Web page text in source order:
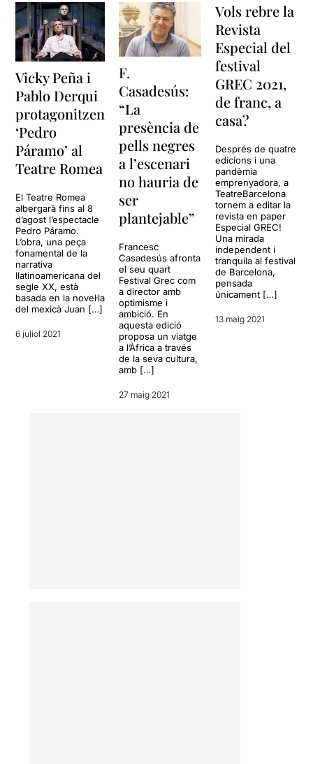
Vicky Peña i
Pablo Derqui
protagonitzen
‘Pedro
Páramo’ al
Teatre Romea
El Teatre Romea
albergarà fins al 8
d’agost l’espectacle
Pedro Páramo.
L’obra, una peça
fonamental de la
narrativa
llatinoamericana del
segle XX, està
basada en la novel·la
del mexicà Juan […]
6 juliol 2021
F.
Casadesús:
“La
presència de
pells negres
a l’escenari
no hauria de
ser
plantejable”
Francesc
Casadesús afronta
el seu quart
Festival Grec com
a director amb
optimisme i
ambició. En
aquesta edició
proposa un viatge
a l’Àfrica a través
de la seva cultura,
amb […]
27 maig 2021
Vols rebre la
Revista
Especial del
festival
GREC 2021,
de franc, a
casa?
Després de quatre
edicions i una
pandèmia
emprenyadora, a
TeatreBarcelona
tornem a editar la
revista en paper
Especial GREC!
Una mirada
independent i
tranquila al festival
de Barcelona,
pensada
únicament […]
13 maig 2021